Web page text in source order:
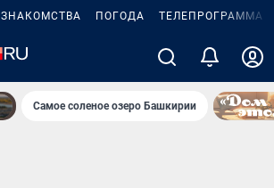
ЗНАКОМСТВА ПОГОДА ТЕЛЕПРОГРАММА
Самое соленое озеро Башкирии